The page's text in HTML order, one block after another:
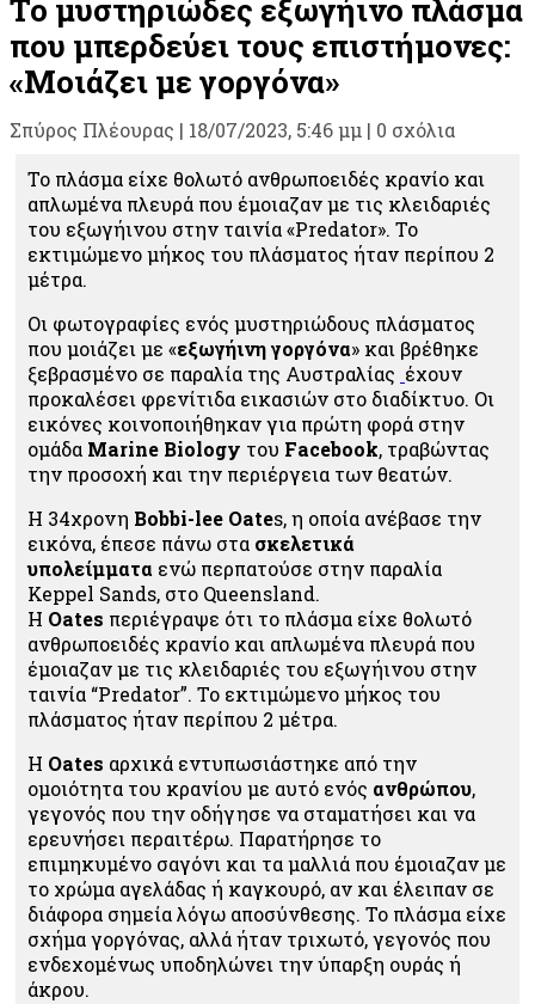
Το μυστηριώδες εξωγήινο πλάσμα
που μπερδεύει τους επιστήμονες:
«Μοιάζει με γοργόνα»
Σπύρος Πλέουρας | 18/07/2023, 5:46 μμ | 0 σχόλια
Το πλάσμα είχε θολωτό ανθρωποειδές κρανίο και
απλωμένα πλευρά που έμοιαζαν με τις κλειδαριές
του εξωγήινου στην ταινία «Predator». Το
εκτιμώμενο μήκος του πλάσματος ήταν περίπου 2
μέτρα.
Οι φωτογραφίες ενός μυστηριώδους πλάσματος
που μοιάζει με «εξωγήινη γοργόνα» και βρέθηκε
ξεβρασμένο σε παραλία της Αυστραλίας έχουν
προκαλέσει φρενίτιδα εικασιών στο διαδίκτυο. Οι
εικόνες κοινοποιήθηκαν για πρώτη φορά στην
ομάδα Marine Biology του Facebook, τραβώντας
την προσοχή και την περιέργεια των θεατών.
Η 34χρονη Bobbi-lee Oates, η οποία ανέβασε την
εικόνα, έπεσε πάνω στα σκελετικά
υπολείμματα ενώ περπατούσε στην παραλία
Keppel Sands, στο Queensland.
Η Oates περιέγραψε ότι το πλάσμα είχε θολωτό
ανθρωποειδές κρανίο και απλωμένα πλευρά που
έμοιαζαν με τις κλειδαριές του εξωγήινου στην
ταινία “Predator”. Το εκτιμώμενο μήκος του
πλάσματος ήταν περίπου 2 μέτρα.
Η Oates αρχικά εντυπωσιάστηκε από την
ομοιότητα του κρανίου με αυτό ενός ανθρώπου,
γεγονός που την οδήγησε να σταματήσει και να
ερευνήσει περαιτέρω. Παρατήρησε το
επιμηκυμένο σαγόνι και τα μαλλιά που έμοιαζαν με
το χρώμα αγελάδας ή καγκουρό, αν και έλειπαν σε
διάφορα σημεία λόγω αποσύνθεσης. Το πλάσμα είχε
σχήμα γοργόνας, αλλά ήταν τριχωτό, γεγονός που
ενδεχομένως υποδηλώνει την ύπαρξη ουράς ή
άκρου.